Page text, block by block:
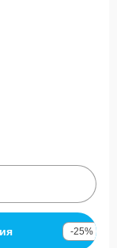
-25%